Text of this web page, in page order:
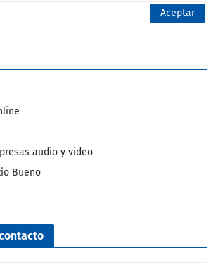
audio y video
Bueno